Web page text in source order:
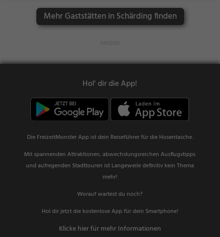
ssen, Kaffee / Kuche
n, Frühstück, Gebäck
/ Teigwaren
Mehr Gaststätten in Schärding finden
Hol' dir die App!
Die FreizeitMonster App ist dein Reiseführer für die Hosentasche.
Mit spannenden Attraktionen, abwechslungsreichen Ausflugstipps
und aufregenden Stadttouren ist Langeweile definitiv kein Thema
mehr!
Worauf wartest du noch?
Hol dir jetzt die kostenlose App für dein Smartphone!
Klicke hier für mehr Informationen